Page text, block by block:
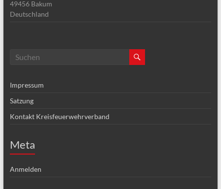
49456 Bakum
Deutschland
Impressum
Satzung
Kontakt Kreisfeuerwehrverband
Meta
Anmelden